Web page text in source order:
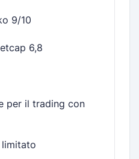
9/10
6,8
per il trading con